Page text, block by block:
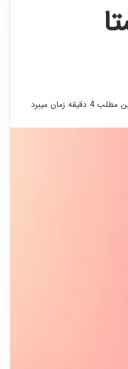
زمان میبرد